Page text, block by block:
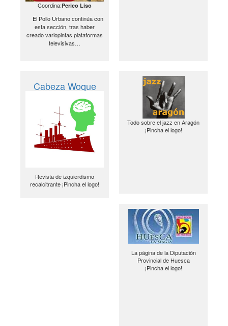
Coordina:Perico Liso
El Pollo Urbano continúa con
esta sección, tras haber
creado variopintas plataformas
televisivas…
Cabeza Woque
Revista de izquierdismo
recalcitrante ¡Pincha el logo!
Todo sobre el jazz en Aragón
¡Pincha el logo!
La página de la Diputación
Provincial de Huesca
¡Pincha el logo!